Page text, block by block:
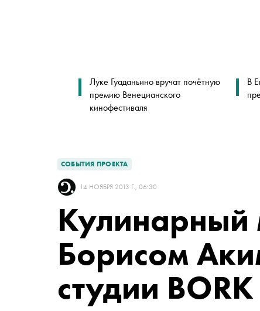
Луке Гуаданьино вручат почётную
премию Венецианского
кинофестиваля
В
СОБЫТИЯ ПРОЕКТА
14 НОЯБРЯ 2013 Г., 06:30
Кулинарный
Борисом
студии BORK